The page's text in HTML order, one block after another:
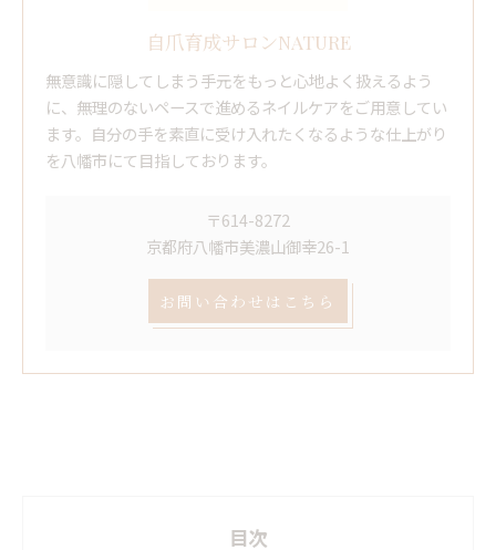
自爪育成サロンNATURE
無意識に隠してしまう手元をもっと心地よく扱えるよう
に、無理のないペースで進めるネイルケアをご用意してい
ます。自分の手を素直に受け入れたくなるような仕上がり
を八幡市にて目指しております。
〒614-8272
京都府八幡市美濃山御幸26-1
お問い合わせはこちら
目次